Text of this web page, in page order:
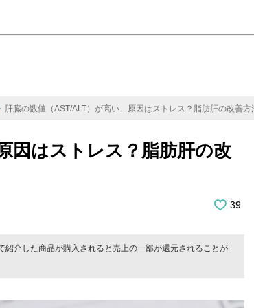
肝臓の数値（AST/ALT）が高い…原因はストレス？脂肪肝の改善方
因はストレス？脂肪肝の改
39
介した商品が購入されると売上の一部が還元されることが